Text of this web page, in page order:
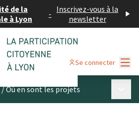
de la
à Lyon
- Inscrivez-vous à la
newsletter
Se connecter
/Où en sont les projets